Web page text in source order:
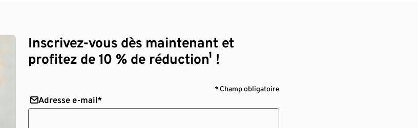
Inscrivez-vous dès maintenant et
profitez de 10 % de réduction¹ !
* Champ obligatoire
Adresse e-mail*